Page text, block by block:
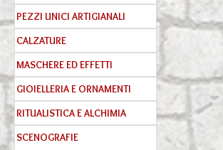
PEZZI UNICI ARTIGIANALI
CALZATURE
MASCHERE ED EFFETTI
GIOIELLERIA E ORNAMENTI
RITUALISTICA E ALCHIMIA
SCENOGRAFIE